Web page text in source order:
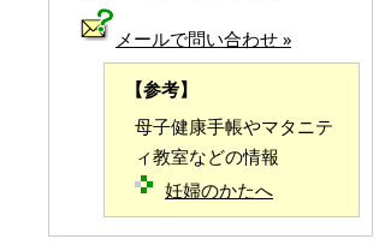
メールで問い合わせ »
【参考】
母子健康手帳やマタニテ
ィ教室などの情報
妊婦のかたへ